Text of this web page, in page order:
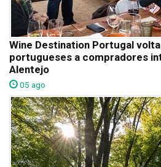
Wine Destination Portugal
portugueses a compradores
Alentejo
05 ago